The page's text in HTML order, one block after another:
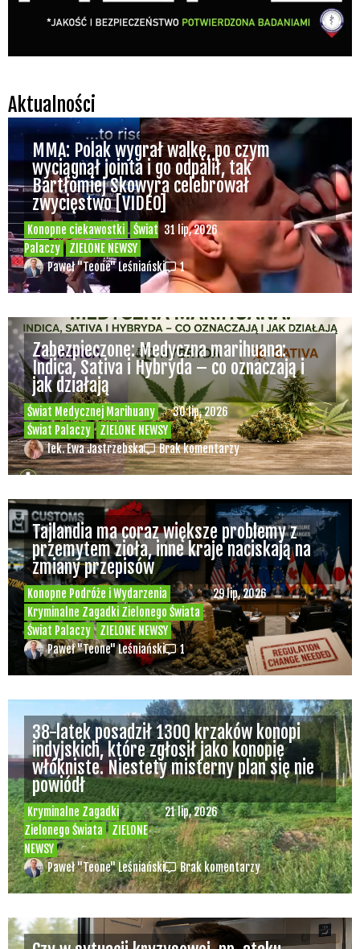
Aktualności
Konopne ciekawostki
Świat
Palaczy
ZIELONE NEWSY
31 lip, 2026
MMA: Polak wygrał walkę, po czym
wyciągnął jointa i go odpalił, tak
Bartłomiej Skowyra celebrował
zwycięstwo [VIDEO]
Paweł "Teone" Leśniański 1
Świat Medycznej Marihuany
Świat Palaczy
ZIELONE NEWSY
30 lip, 2026
Zabezpieczone: Medyczna marihuana:
Indica, Sativa i Hybryda – co oznaczają i
jak działają
lek. Ewa Jastrzebska Brak komentarzy
Konopne Podróże i Wydarzenia
Kryminalne Zagadki Zielonego Świata
Świat Palaczy
ZIELONE NEWSY
29 lip, 2026
Tajlandia ma coraz większe problemy z
przemytem zioła, inne kraje naciskają na
zmiany przepisów
Paweł "Teone" Leśniański 1
Kryminalne Zagadki
Zielonego Świata
ZIELONE
NEWSY
21 lip, 2026
38-latek posadził 1300 krzaków konopi
indyjskich, które zgłosił jako konopie
włókniste. Niestety misterny plan się nie
powiódł
Paweł "Teone" Leśniański Brak komentarzy